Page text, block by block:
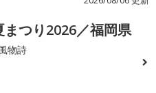
まつり2026／福岡県
物詩